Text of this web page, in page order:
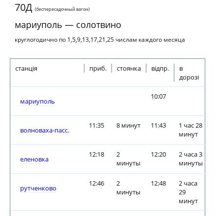
70Д (беспересадочный вагон)
мариуполь — солотвино
круглогодично по 1,5,9,13,17,21,25 числам каждого месяца
станція приб. стоянка відпр.
в
дорозі
мариуполь
10:07
волноваха-пасс.
11:35 8 минут 11:43
1 час 28
минут
еленовка
12:18
2
минуты
12:20
2 часа 3
минуты
рутченково
12:46
2
минуты
12:48
2 часа
29
минут